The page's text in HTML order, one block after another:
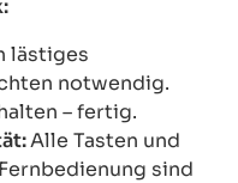
lästiges
notwendig.
– fertig.
Alle Tasten und
sind